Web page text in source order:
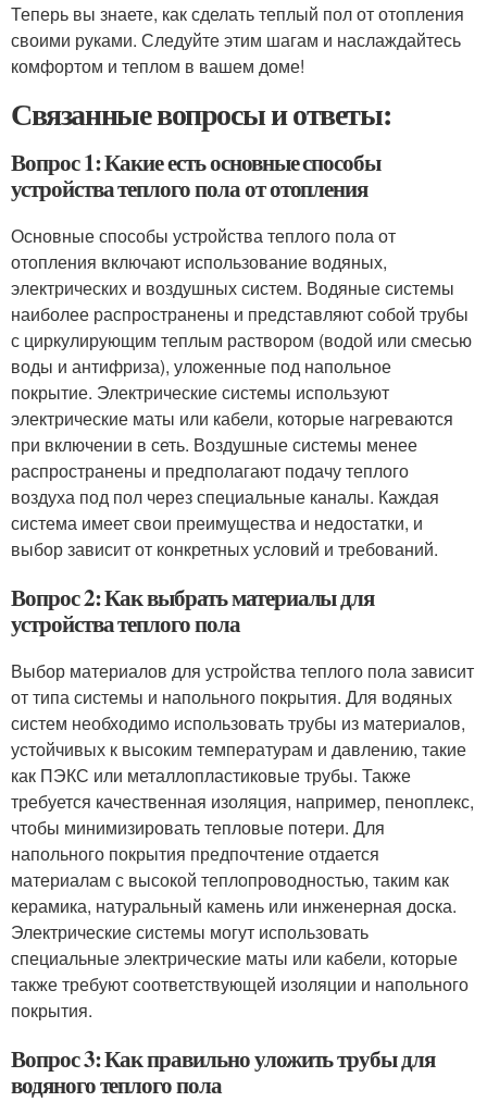
Теперь вы знаете, как сделать теплый пол от отопления
своими руками. Следуйте этим шагам и наслаждайтесь
комфортом и теплом в вашем доме!
Связанные вопросы и ответы:
Вопрос 1: Какие есть основные способы
устройства теплого пола от отопления
Основные способы устройства теплого пола от
отопления включают использование водяных,
электрических и воздушных систем. Водяные системы
наиболее распространены и представляют собой трубы
с циркулирующим теплым раствором (водой или смесью
воды и антифриза), уложенные под напольное
покрытие. Электрические системы используют
электрические маты или кабели, которые нагреваются
при включении в сеть. Воздушные системы менее
распространены и предполагают подачу теплого
воздуха под пол через специальные каналы. Каждая
система имеет свои преимущества и недостатки, и
выбор зависит от конкретных условий и требований.
Вопрос 2: Как выбрать материалы для
устройства теплого пола
Выбор материалов для устройства теплого пола зависит
от типа системы и напольного покрытия. Для водяных
систем необходимо использовать трубы из материалов,
устойчивых к высоким температурам и давлению, такие
как ПЭКС или металлопластиковые трубы. Также
требуется качественная изоляция, например, пеноплекс,
чтобы минимизировать тепловые потери. Для
напольного покрытия предпочтение отдается
материалам с высокой теплопроводностью, таким как
керамика, натуральный камень или инженерная доска.
Электрические системы могут использовать
специальные электрические маты или кабели, которые
также требуют соответствующей изоляции и напольного
покрытия.
Вопрос 3: Как правильно уложить трубы для
водяного теплого пола